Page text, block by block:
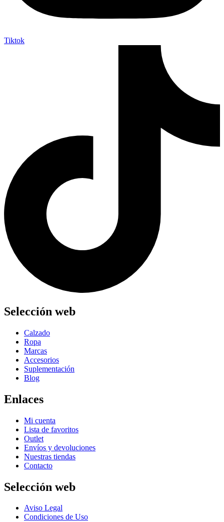
Tiktok
Selección web
Calzado
Ropa
Marcas
Accesorios
Suplementación
Blog
Enlaces
Mi cuenta
Lista de favoritos
Outlet
Envíos y devoluciones
Nuestras tiendas
Contacto
Selección web
Aviso Legal
Condiciones de Uso